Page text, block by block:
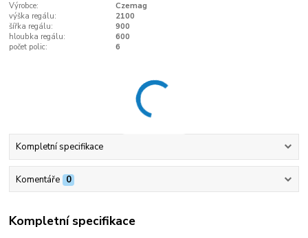
Výrobce:
Czemag
výška regálu:
2100
šířka regálu:
900
hloubka regálu:
600
počet polic:
6
Kompletní specifikace
Komentáře 0
Kompletní specifikace